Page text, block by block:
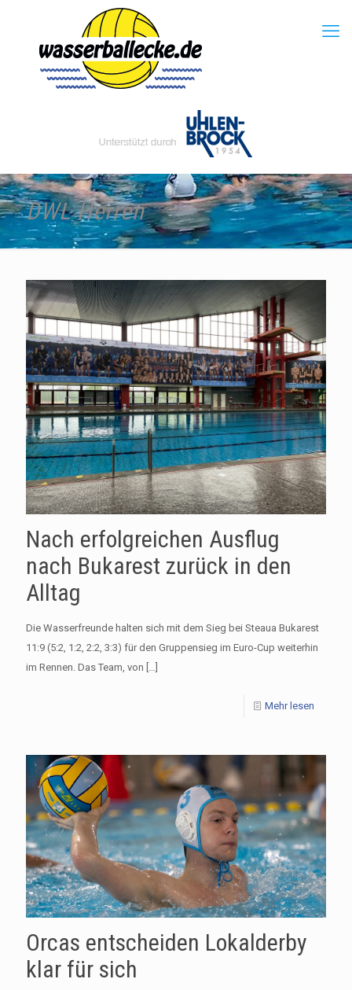
DWL Herren
Nach erfolgreichen Ausflug
nach Bukarest zurück in den
Alltag
Die Wasserfreunde halten sich mit dem Sieg bei Steaua Bukarest
11:9 (5:2, 1:2, 2:2, 3:3) für den Gruppensieg im Euro-Cup weiterhin
im Rennen. Das Team, von […]
Mehr lesen
Orcas entscheiden Lokalderby
klar für sich